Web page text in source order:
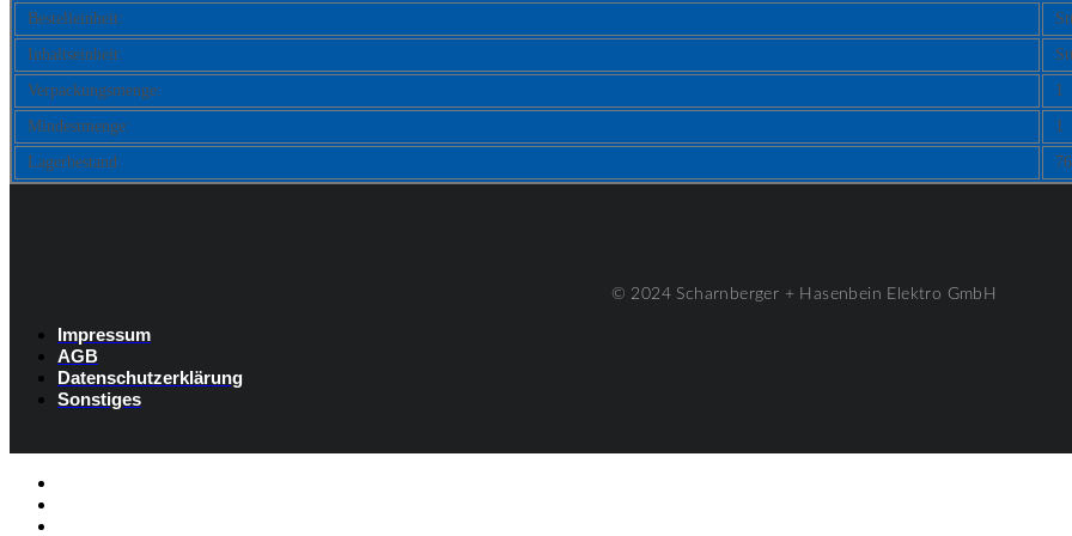
Bestelleinheit:
Inhaltseinheit:
Verpackungsmenge:
1
Mindestmenge:
1
Lagerbestand:
© 2024 Scharnberger + Hasenbein Elektro GmbH
Impressum
AGB
Datenschutzerklärung
Sonstiges